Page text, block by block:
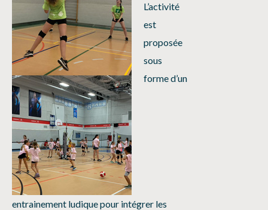
L’activité
est
proposée
sous
forme d’un
entrainement ludique pour intégrer les